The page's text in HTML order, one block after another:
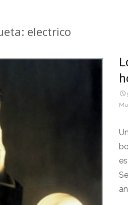
electrico